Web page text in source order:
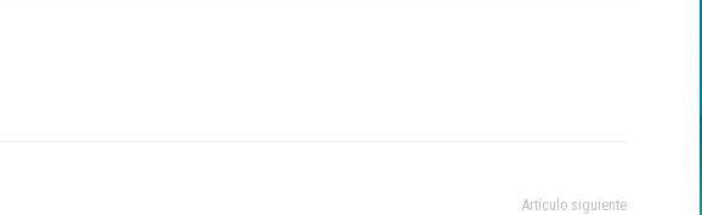
Artículo siguiente